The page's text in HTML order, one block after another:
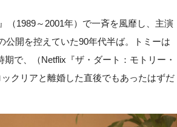
（1989～2001年）で一斉を風靡し、主演
公開を控えていた90年代半ば。トミーは
で、（Netflix『ザ・ダート：モトリー・
クリアと離婚した直後でもあったはずだ